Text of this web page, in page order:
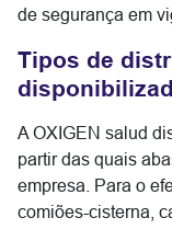
de segurança em
Tipos de
A OXIGEN salud
partir das quais
empresa. Para o
comiões-cisterna,